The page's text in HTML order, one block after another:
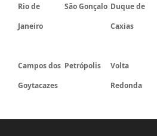
Rio de
Janeiro
São Gonçalo Duque de
Caxias
Campos dos
Goytacazes
Petrópolis
Volta
Redonda